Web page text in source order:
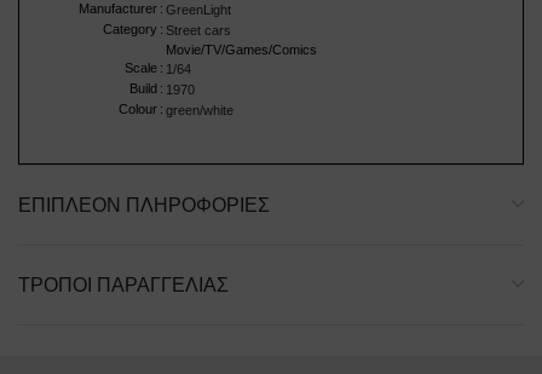
Manufacturer : GreenLight
Category : Street cars
Movie/TV/Games/Comics
Scale : 1/64
Build : 1970
Colour : green/white
ΕΠΙΠΛΈΟΝ ΠΛΗΡΟΦΟΡΊΕΣ
ΤΡΌΠΟΙ ΠΑΡΑΓΓΕΛΊΑΣ